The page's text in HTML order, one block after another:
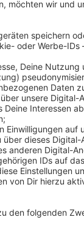
eine Top-
Behörde gab
Wesel
das Landes-
im